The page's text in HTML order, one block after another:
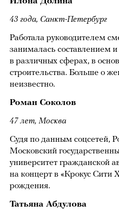
43 года, Санкт-Петербург
Работала руководителем
занималась составлением
в различных сферах, в
строительства. Больше о
неизвестно.
Роман Соколов
47 лет, Москва
Судя по данным соцсетей,
Московский
университет гражданской
на концерт в «Крокус Сити
рождения.
Татьяна Абдулова